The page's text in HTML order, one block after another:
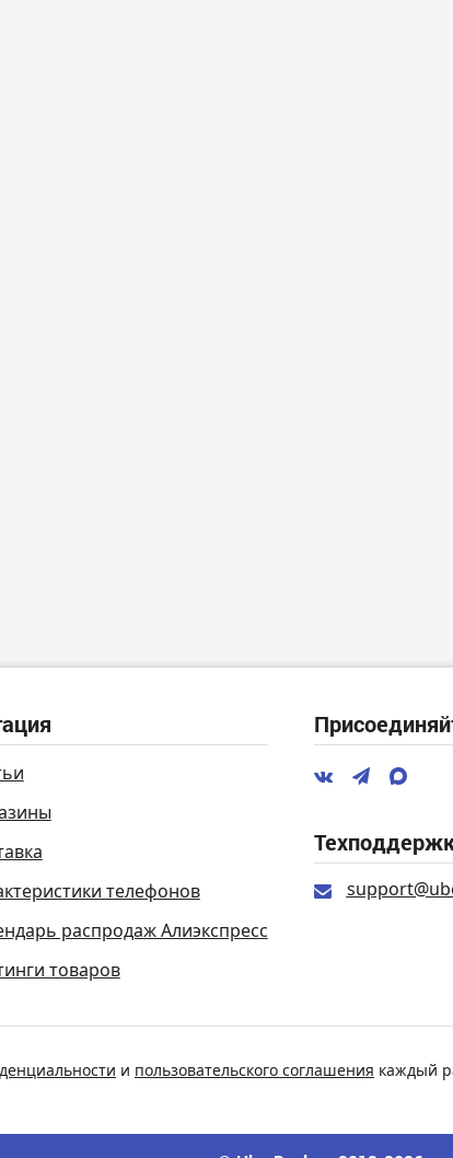
телефонов
распродаж Алиэкспресс
товаров
и пользовательского соглашения каждый